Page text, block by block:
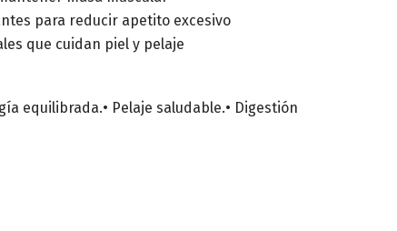
para reducir apetito excesivo
que cuidan piel y pelaje
equilibrada.• Pelaje saludable.• Digestión